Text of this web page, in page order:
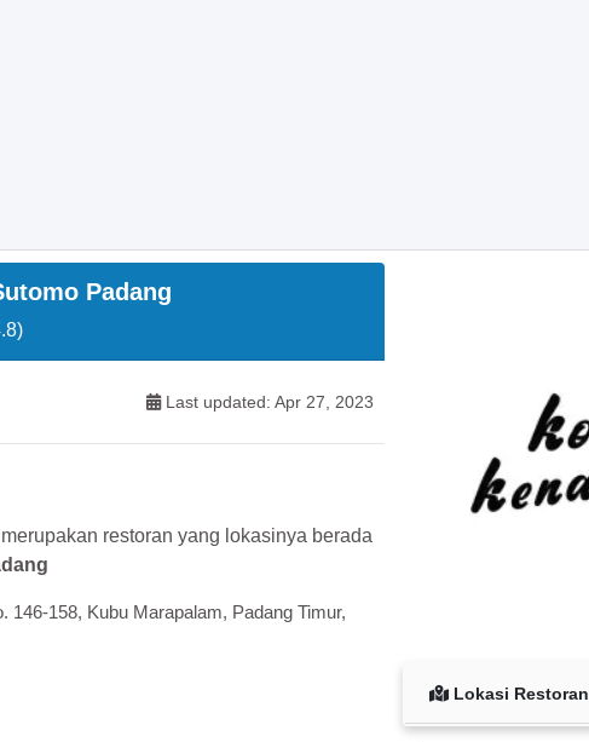
Padang
Last updated: Apr 27, 2023
merupakan restoran yang lokasinya berada
158, Kubu Marapalam, Padang Timur,
Lokasi Restoran